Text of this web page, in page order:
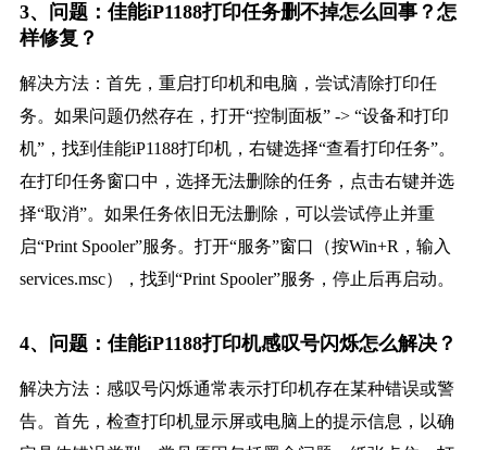
3、问题：佳能iP1188打印任务删不掉怎么回事？怎
样修复？
解决方法：首先，重启打印机和电脑，尝试清除打印任
务。如果问题仍然存在，打开“控制面板” -> “设备和打印
机”，找到佳能iP1188打印机，右键选择“查看打印任务”。
在打印任务窗口中，选择无法删除的任务，点击右键并选
择“取消”。如果任务依旧无法删除，可以尝试停止并重
启“Print Spooler”服务。打开“服务”窗口（按Win+R，输入
services.msc），找到“Print Spooler”服务，停止后再启动。
4、问题：佳能iP1188打印机感叹号闪烁怎么解决？
解决方法：感叹号闪烁通常表示打印机存在某种错误或警
告。首先，检查打印机显示屏或电脑上的提示信息，以确